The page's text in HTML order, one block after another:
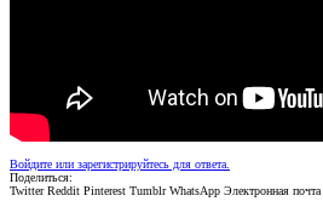
Войдите или зарегистрируйтесь для ответа.
Поделиться:
Twitter Reddit Pinterest Tumblr WhatsApp Электронная почта